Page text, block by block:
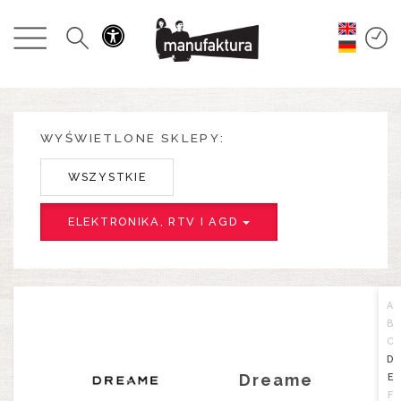
WYDARZENIA
PROMOCJE
ROZRYWKA
RESTAURACJE
PLAN
WYŚWIETLONE SKLEPY:
WSZYSTKIE
ELEKTRONIKA, RTV I AGD
A
B
C
D
E
F
Dreame